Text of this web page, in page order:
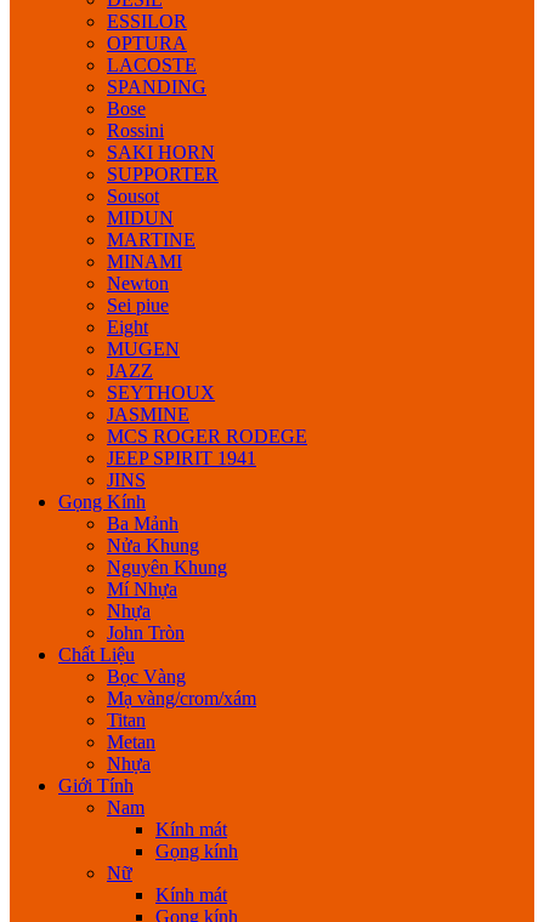
ESSILOR
OPTURA
LACOSTE
SPANDING
Bose
Rossini
SAKI HORN
SUPPORTER
Sousot
MIDUN
MARTINE
MINAMI
Newton
Sei piue
Eight
MUGEN
JAZZ
SEYTHOUX
JASMINE
MCS ROGER RODEGE
JEEP SPIRIT 1941
JINS
Gọng Kính
Ba Mảnh
Nửa Khung
Nguyên Khung
Mí Nhựa
Nhựa
John Tròn
Chất Liệu
Bọc Vàng
Mạ vàng/crom/xám
Titan
Metan
Nhựa
Giới Tính
Nam
Kính mát
Gọng kính
Nữ
Kính mát
Gọng kính